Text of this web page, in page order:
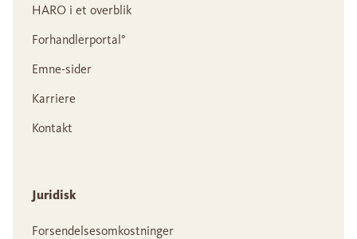
HARO i et overblik
Forhandlerportal°
Emne-sider
Karriere
Kontakt
Juridisk
Forsendelsesomkostninger